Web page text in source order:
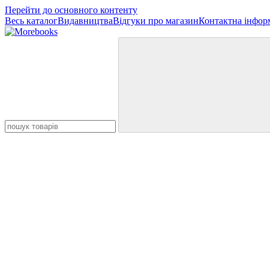
Перейти до основного контенту
Весь каталогВидавництваВідгуки про магазинКонтактна